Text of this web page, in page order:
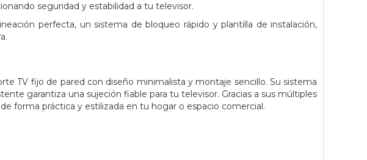
seguridad y estabilidad a tu televisor.
perfecta, un sistema de bloqueo rápido y plantilla de instalación,
TV fijo de pared con diseño minimalista y montaje sencillo. Su sistema
garantiza una sujeción fiable para tu televisor. Gracias a sus múltiples
forma práctica y estilizada en tu hogar o espacio comercial.